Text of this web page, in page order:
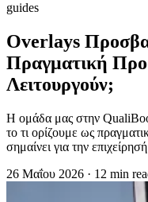
guides
Overlays
Πραγματική
Λειτουργούν;
Η ομάδα μας στην
το τι ορίζουμε ως
σημαίνει για την
26 Μαΐου 2026 · 12 min